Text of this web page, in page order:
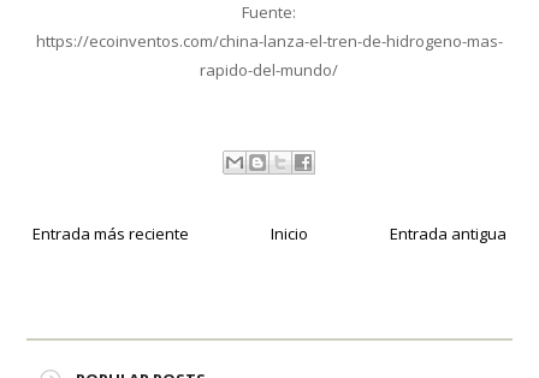
Fuente:
https://ecoinventos.com/china-lanza-el-tren-de-hidrogeno-mas-
rapido-del-mundo/
Entrada más reciente Entrada antigua
Inicio